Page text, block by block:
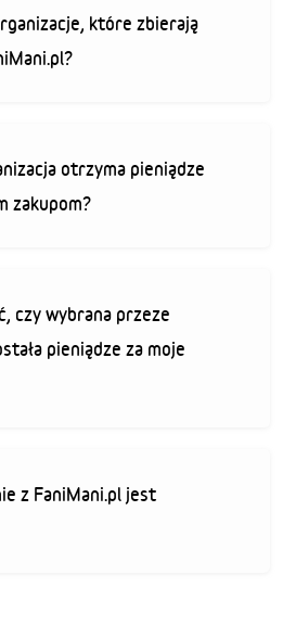
które zbierają
otrzyma pieniądze
zakupom?
czy wybrana przeze
pieniądze za moje
z FaniMani.pl jest